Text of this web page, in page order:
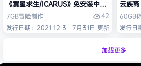
《翼星求生/ICARUS》免安装中文版
7GB冒险制作
42
发行日期：2021-12-3
7月31日 更新
云族
60GB
发行
加载更多